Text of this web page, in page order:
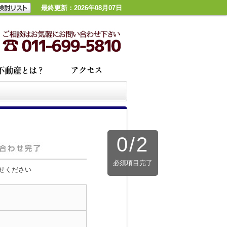
最終更新：2026年08月07日
0/2
必須項目完了
ください